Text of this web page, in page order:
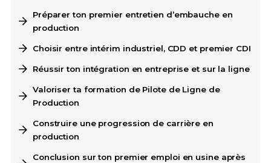
Préparer ton premier entretien d’embauche en
production
Choisir entre intérim industriel, CDD et premier CDI
Réussir ton intégration en entreprise et sur la ligne
Valoriser ta formation de Pilote de Ligne de
Production
Construire une progression de carrière en
production
Conclusion sur ton premier emploi en usine après